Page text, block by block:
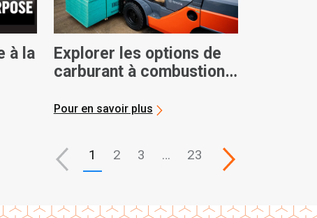
à la
Explorer les options de
carburant à combustion
Pour en savoir plus
1 2 3 … 23